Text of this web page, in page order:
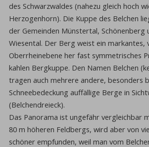
des Schwarzwaldes (nahezu gleich hoch
Herzogenhorn). Die Kuppe des Belchen
der Gemeinden Münstertal, Schönenberg
Wiesental. Der Berg weist ein markantes,
Oberrheinebene her fast symmetrisches
kahlen Bergkuppe. Den Namen Belchen
tragen auch mehrere andere, besonders
Schneebedeckung auffällige Berge in
(Belchendreieck).
Das Panorama ist ungefähr vergleichbar
80 m höheren Feldbergs, wird aber von
schöner empfunden, weil man vom